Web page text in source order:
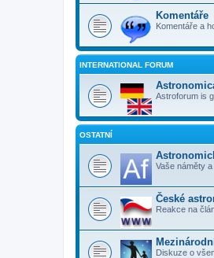
Komentáře
Komentáře a
INTERNATIONAL FORUM
Astroforum is
OSTATNÍ
Vaše náměty
České
Reakce na
Diskuze o